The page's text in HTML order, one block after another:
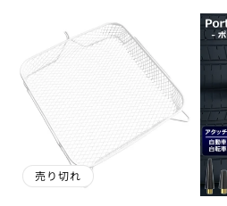
格
売り切れ